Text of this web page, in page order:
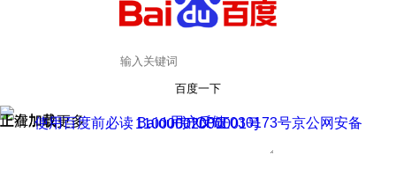
百度一下
正在加载
上滑加载更多 用户反馈
使用百度前必读 Baidu 京ICP证030173号
京公网安备11000002000001号